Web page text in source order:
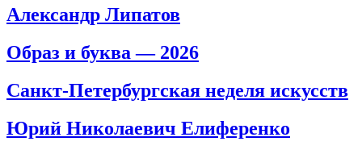
Александр Липатов
Образ и буква — 2026
Санкт-Петербургская неделя искусств
Юрий Николаевич Елиференко